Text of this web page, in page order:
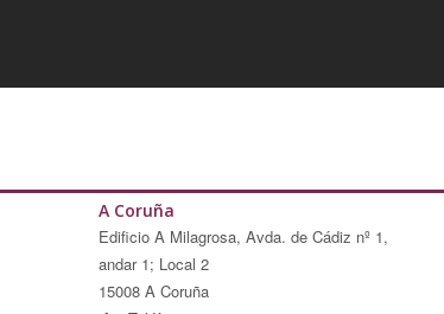
A Coruña
Edificio A Milagrosa, Avda. de Cádiz nº 1,
andar 1; Local 2
15008 A Coruña